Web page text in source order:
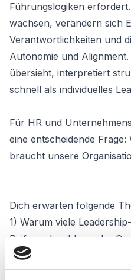
Führungslogiken
wachsen, verändern sich
Verantwortlichkeiten und
Autonomie und
übersieht, interpretiert
schnell als individuelles
Für HR und
eine entscheidende
braucht unsere
Dich erwarten folgende
1) Warum viele
Reifegradprobleme der
2) Wie
verändern.